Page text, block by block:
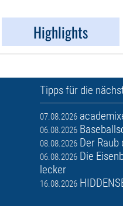
Highlights
Tipps für die
07.08.2026
06.08.2026
08.08.2026 Der
06.08.2026 Die
lecker
16.08.2026